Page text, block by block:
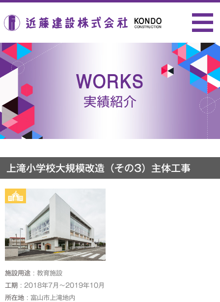
WORKS
実績紹介
上滝小学校大規模改造（その3）主体工事
施設用途
教育施設
工期
2018年7月～2019年10月
所在地
富山市上滝地内